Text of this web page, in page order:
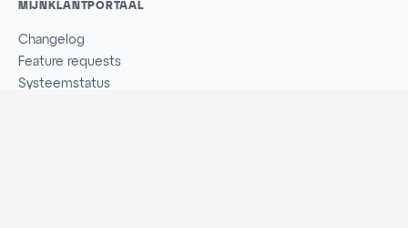
MIJNKLANTPORTAAL
Changelog
Feature requests
Systeemstatus